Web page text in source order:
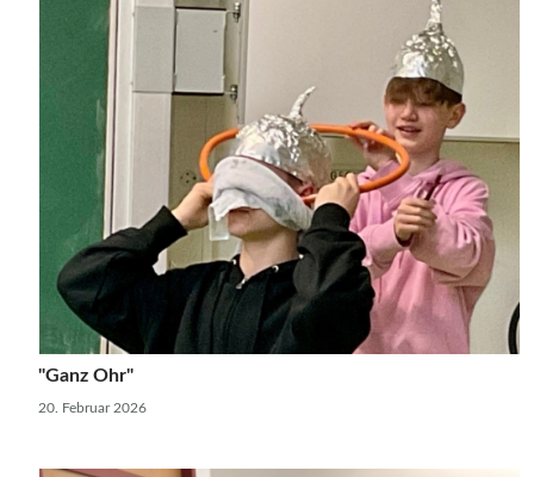
"Ganz Ohr"
20. Februar 2026